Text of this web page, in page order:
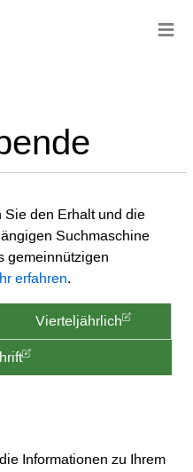
Sie den Erhalt und die
Suchmaschine
gemeinnützigen
erfahren.
Vierteljährlich
Informationen zu Ihrem
≡